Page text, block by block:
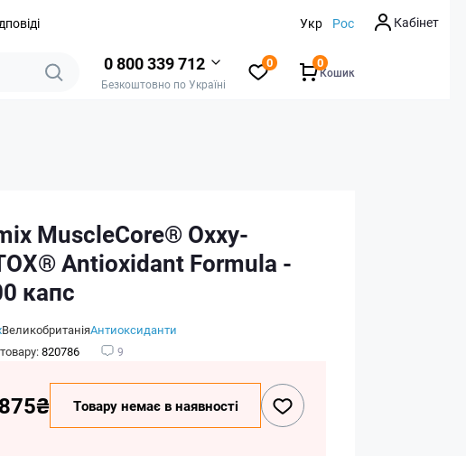
Укр Рос Кабінет
0 800 339 712
Безкоштовно по Україні
0
Кошик
0
MuscleCore® Oxxy-
Antioxidant Formula -
капс
ВеликобританіяАнтиоксиданти
820786 9
875₴ Товару немає в наявності